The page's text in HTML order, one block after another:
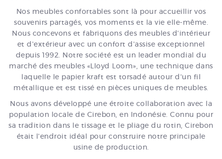
Nos meubles confortables sont là pour accueillir vos
souvenirs partagés, vos moments et la vie elle-même.
Nous concevons et fabriquons des meubles d'intérieur
et d'extérieur avec un confort d'assise exceptionnel
depuis 1992. Notre société est un leader mondial du
marché des meubles «Lloyd Loom», une technique dans
laquelle le papier kraft est torsadé autour d'un fil
métallique et est tissé en pièces uniques de meubles.
Nous avons développé une étroite collaboration avec la
population locale de Cirebon, en Indonésie. Connu pour
sa tradition dans le tissage et le pliage du rotin, Cirebon
était l'endroit idéal pour construire notre principale
usine de production.